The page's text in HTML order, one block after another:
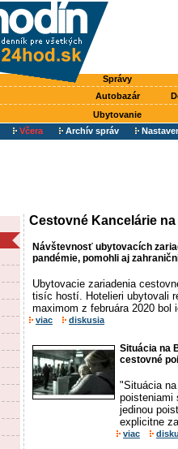
Správy
Autobazár
Ubytovanie
Včera Archív správ
Cestovné Kancelárie
Návštevnosť ubytovacích
pandémie, pomohli aj
Ubytovacie zariadenia
tisíc hostí. Hotelieri ubytovali
maximom z februára 2020
viac diskusia
Situácia na
cestovné
"Situácia
poisteniami
jedinou
explicitne
viac